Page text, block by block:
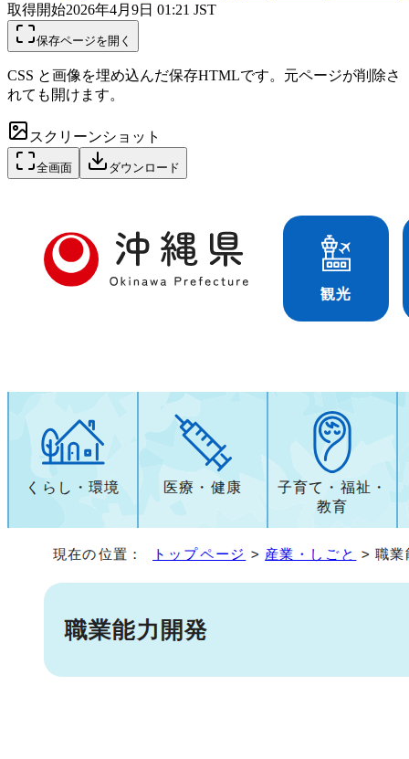
取得開始2026年4月9日 01:21 JST
保存ページを開く
CSS と画像を埋め込んだ保存HTMLです。元ページが削除さ
れても開けます。
スクリーンショット
全画面 ダウンロード